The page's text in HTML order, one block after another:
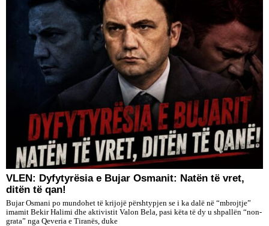
VLEN: Dyfytyrësia e Bujar Osmanit: Natën të vret,
ditën të qan!
Bujar Osmani po mundohet të krijojë përshtypjen se i ka dalë në “mbrojtje”
imamit Bekir Halimi dhe aktivistit Valon Bela, pasi këta të dy u shpallën “non-
grata” nga Qeveria e Tiranës, duke